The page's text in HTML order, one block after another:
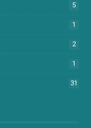
5
1
2
1
31